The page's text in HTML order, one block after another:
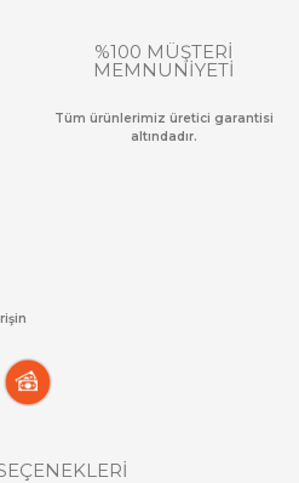
%100 MÜŞTERİ
MEMNUNİYETİ
Tüm ürünlerimiz üretici garantisi
altındadır.